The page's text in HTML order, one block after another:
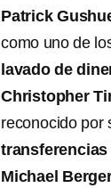
Patrick
como uno de
lavado de
Christopher
reconocido por
Michael